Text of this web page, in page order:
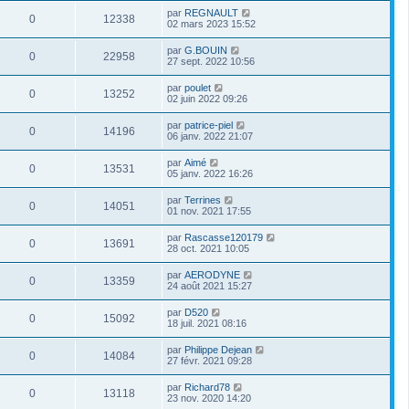
0 12338 par REGNAULT
02 mars 2023 15:52
0 22958 par G.BOUIN
27 sept. 2022 10:56
0 13252 par poulet
02 juin 2022 09:26
0 14196 par patrice-piel
06 janv. 2022 21:07
0 13531 par Aimé
05 janv. 2022 16:26
0 14051 par Terrines
01 nov. 2021 17:55
0 13691 par Rascasse120179
28 oct. 2021 10:05
0 13359 par AERODYNE
24 août 2021 15:27
0 15092 par D520
18 juil. 2021 08:16
0 14084 par Philippe Dejean
27 févr. 2021 09:28
0 13118 par Richard78
23 nov. 2020 14:20